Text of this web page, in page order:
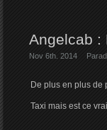
Angelcab :
Nov 6th. 2014 Par
De plus en plus de
Taxi mais est ce